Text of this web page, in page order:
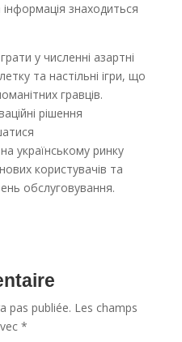
знаходиться
у численні азартні
та настільні ігри, що
гравців.
рішення
українському ринку
користувачів та
обслуговування.
pas publiée. Les champs
*